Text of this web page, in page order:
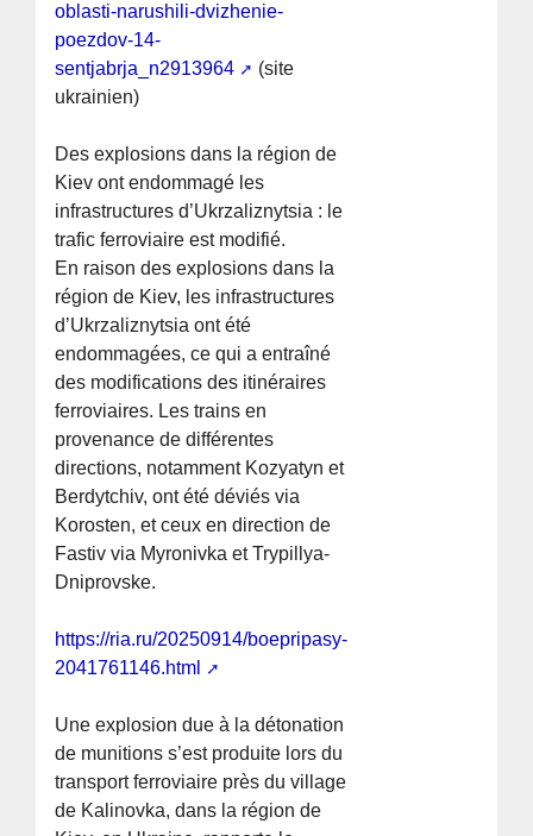
oblasti-narushili-dvizhenie-
poezdov-14-
sentjabrja_n2913964
(site
ukrainien)
Des explosions dans la région de
Kiev ont endommagé les
infrastructures d’Ukrzaliznytsia : le
trafic ferroviaire est modifié.
En raison des explosions dans la
région de Kiev, les infrastructures
d’Ukrzaliznytsia ont été
endommagées, ce qui a entraîné
des modifications des itinéraires
ferroviaires. Les trains en
provenance de différentes
directions, notamment Kozyatyn et
Berdytchiv, ont été déviés via
Korosten, et ceux en direction de
Fastiv via Myronivka et Trypillya-
Dniprovske.
https://ria.ru/20250914/boepripasy-
2041761146.html
Une explosion due à la détonation
de munitions s’est produite lors du
transport ferroviaire près du village
de Kalinovka, dans la région de